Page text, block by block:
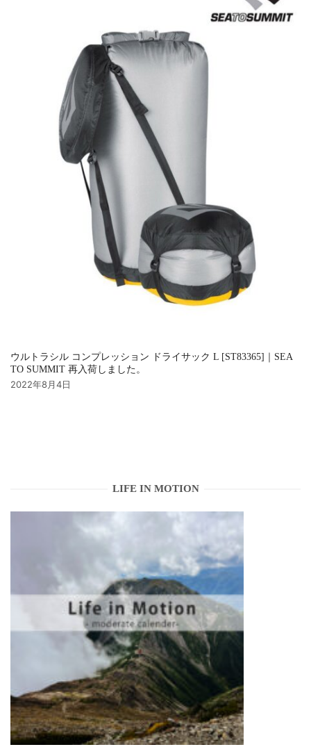
ウルトラシル コンプレッション ドライサック L [ST83365]｜SEA
TO SUMMIT 再入荷しました。
2022年8月4日
LIFE IN MOTION